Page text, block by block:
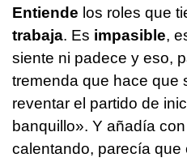
Entiende los roles que
trabaja. Es impasible,
siente ni padece y eso,
tremenda que hace que
reventar el partido de
banquillo». Y añadía
calentando, parecía que